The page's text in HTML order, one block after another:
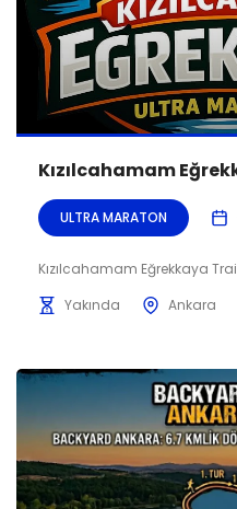
Kızılcahamam
ULTRA MARATON
Kızılcahamam Eğrekkaya
Yakında
Ankara